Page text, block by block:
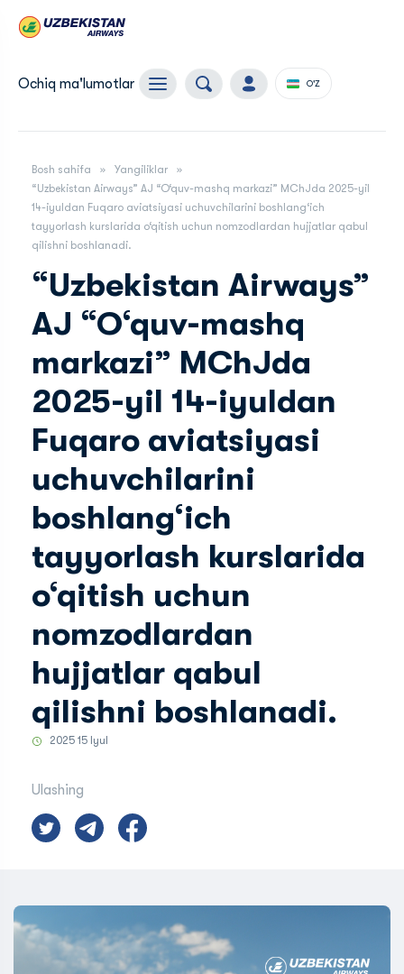
Ochiq ma'lumotlar O'Z
Bosh sahifa
Yangiliklar
“Uzbekistan Airways” AJ “O‘quv-mashq markazi” MChJda 2025-yil
14-iyuldan Fuqaro aviatsiyasi uchuvchilarini boshlang‘ich
tayyorlash kurslarida o‘qitish uchun nomzodlardan hujjatlar qabul
qilishni boshlanadi.
“Uzbekistan Airways”
AJ “O‘quv-mashq
markazi” MChJda
2025-yil 14-iyuldan
Fuqaro aviatsiyasi
uchuvchilarini
boshlang‘ich
tayyorlash kurslarida
o‘qitish uchun
nomzodlardan
hujjatlar qabul
qilishni boshlanadi.
2025 15 Iyul
Ulashing